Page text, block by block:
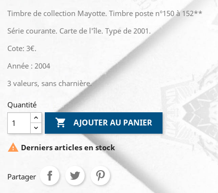
Timbre de collection Mayotte. Timbre poste n°150 à 152**
Série courante. Carte de l'île. Type de 2001.
Cote: 3€.
Année : 2004
3 valeurs, sans charnière.
Quantité
 AJOUTER AU PANIER
 Derniers articles en stock
Partager